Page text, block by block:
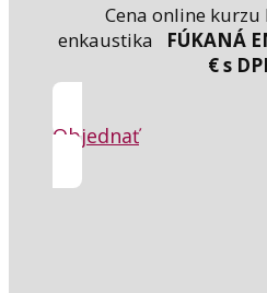
Cena online
enkaustika
FÚKANÁ
€ s
Objednať